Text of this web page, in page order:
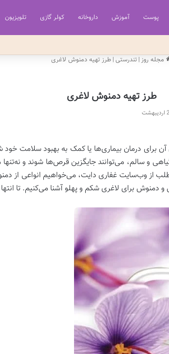
پوست آموزش داروخانه کولر گازی تلویزیون
مجله روز | تندرستی | طرز تهیه دمنوش لاغری
طرز تهیه دمنوش لاغری
برای درمان بیماری‌ها یا کمک به بهبود سلامت
سالم، می‌توانند جایگزین قرص‌ها شوند و نه‌تنها
از وب‌سایت غفاری دایت، می‌خواهیم انواعی از
برای لاغری شکم و پهلو آشنا می‌کنیم. تا انتها